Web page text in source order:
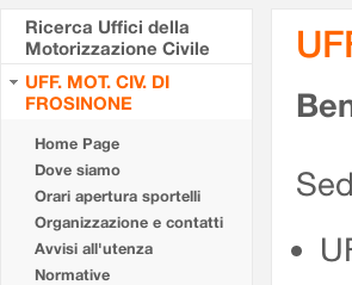
Ricerca Uffici della
Motorizzazione Civile
UFF. MOT. CIV. DI
FROSINONE
Home Page
Dove siamo
Orari apertura sportelli
Organizzazione e contatti
Avvisi all'utenza
Normative